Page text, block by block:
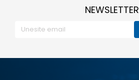
NEWSLETTER